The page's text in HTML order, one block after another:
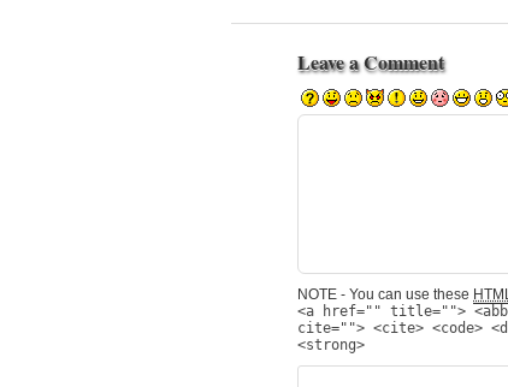
Leave a Comment
NOTE - You can use these
<a href="" title="">
cite=""> <cite> <code>
<strong>